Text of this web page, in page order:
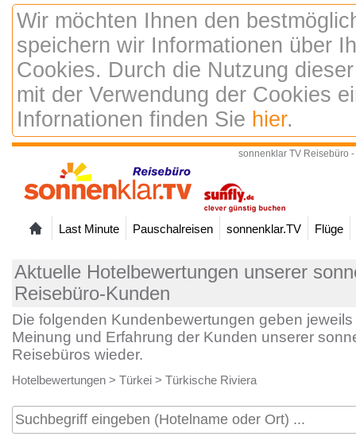
Wir möchten Ihnen den
speichern wir Informationen über
Cookies. Durch die Nutzung
mit der Verwendung der Cookies
Infornationen finden Sie hier.
sonnenklar TV Reisebüro
Last Minute Pauschalreisen sonnenklar.TV Flüge
Aktuelle Hotelbewertungen unserer
Reisebüro-Kunden
Die folgenden Kundenbewertungen geben
Meinung und Erfahrung der Kunden unserer
Reisebüros wieder.
Hotelbewertungen > Türkei > Türkische Riviera